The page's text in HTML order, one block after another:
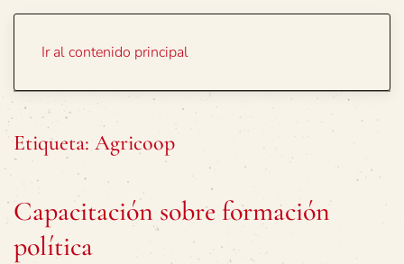
Ir al contenido principal
Etiqueta: Agricoop
Capacitación sobre formación
política